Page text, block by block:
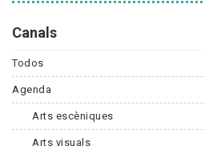
Canals
Todos
Agenda
Arts escèniques
Arts visuals